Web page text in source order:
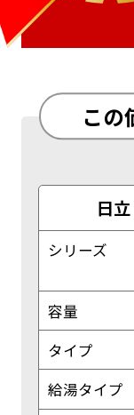
この
日
シリーズ
容量
タイプ
給湯タイプ